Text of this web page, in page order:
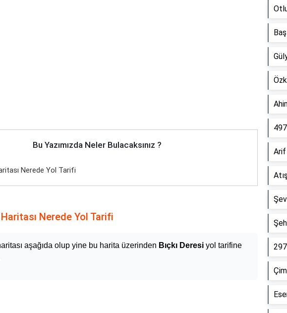
Bu Yazımızda Neler Bulacaksınız ?
Nerede Yol Tarifi
Haritası Nerede Yol Tarifi
aşağıda olup yine bu harita üzerinden Bıçkı Deresi yol tarifine
Arif